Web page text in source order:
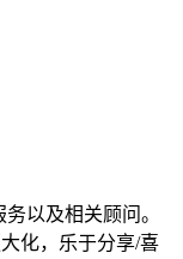
以及相关顾问。
化，乐于分享/喜